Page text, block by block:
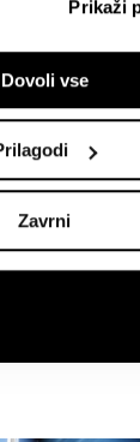
z aktivnim
prstnih odtisov)
vaši
vrazdelku
so HD-
ponovno
Prikaži
Dovoli vse
ZavrniTop 5
Zadnji vlak